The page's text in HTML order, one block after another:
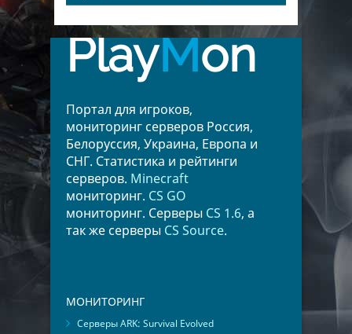
PlayMon
Портал для игроков,
мониторинг серверов Россия,
Белоруссия, Украина, Европа и
СНГ. Статистика и рейтинги
серверов. Minecraft
мониторинг. CS GO
мониторинг. Серверы CS 1.6, а
так же серверы CS Source.
МОНИТОРИНГ
Серверы ARK: Survival Evolved